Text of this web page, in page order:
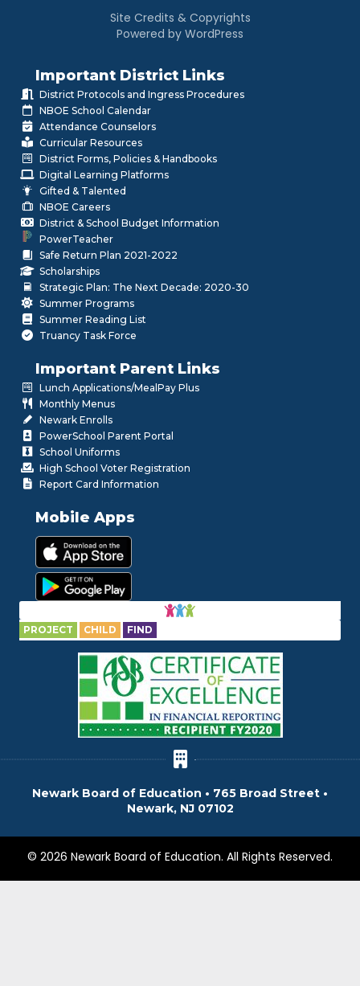
Site Credits & Copyrights
Powered by WordPress
Important District Links
District Protocols and Ingress Procedures
NBOE School Calendar
Attendance Counselors
Curricular Resources
District Forms, Policies & Handbooks
Digital Learning Platforms
Gifted & Talented
NBOE Careers
District & School Budget Information
PowerTeacher
Safe Return Plan 2021-2022
Scholarships
Strategic Plan: The Next Decade: 2020-30
Summer Programs
Summer Reading List
Truancy Task Force
Important Parent Links
Lunch Applications/MealPay Plus
Monthly Menus
Newark Enrolls
PowerSchool Parent Portal
School Uniforms
High School Voter Registration
Report Card Information
Mobile Apps
PROJECT CHILD FIND
Newark Board of Education • 765 Broad Street •
Newark, NJ 07102
© 2026 Newark Board of Education. All Rights Reserved.